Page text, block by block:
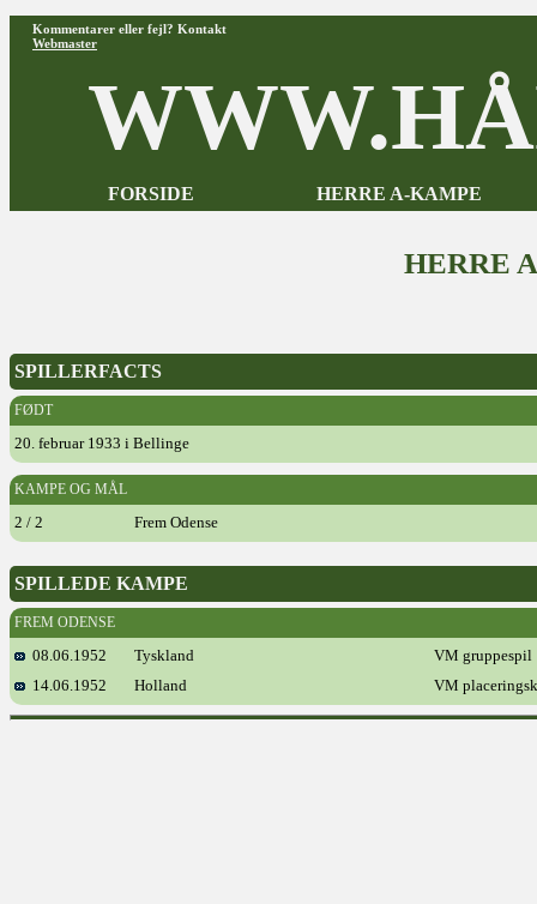
Kommentarer eller fejl? Kontakt
Webmaster
FORSIDE HERRE A-KAMPE
HERRE
SPILLERFACTS
FØDT
20. februar 1933 i Bellinge
KAMPE OG MÅL
2 / 2 Frem Odense
SPILLEDE KAMPE
FREM ODENSE
08.06.1952 Tyskland
VM gruppespil
14.06.1952
Holland VM